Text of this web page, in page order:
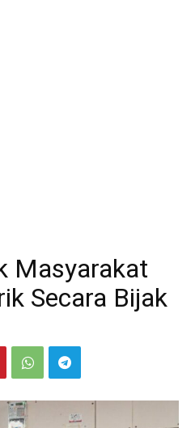
Masyarakat
Secara Bijak